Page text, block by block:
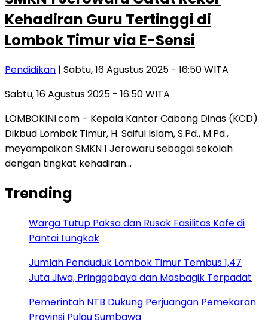
Kehadiran Guru Tertinggi di
Lombok Timur via E-Sensi
Pendidikan | Sabtu, 16 Agustus 2025 - 16:50 WITA
Sabtu, 16 Agustus 2025 - 16:50 WITA
LOMBOKINI.com – Kepala Kantor Cabang Dinas (KCD)
Dikbud Lombok Timur, H. Saiful Islam, S.Pd., M.Pd.,
meyampaikan SMKN 1 Jerowaru sebagai sekolah
dengan tingkat kehadiran…
Trending
Warga Tutup Paksa dan Rusak Fasilitas Kafe di
Pantai Lungkak
Jumlah Penduduk Lombok Timur Tembus 1,47
Juta Jiwa, Pringgabaya dan Masbagik Terpadat
Pemerintah NTB Dukung Perjuangan Pemekaran
Provinsi Pulau Sumbawa